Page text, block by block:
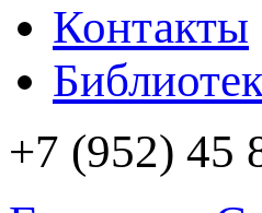
Контакты
+7 (952) 45